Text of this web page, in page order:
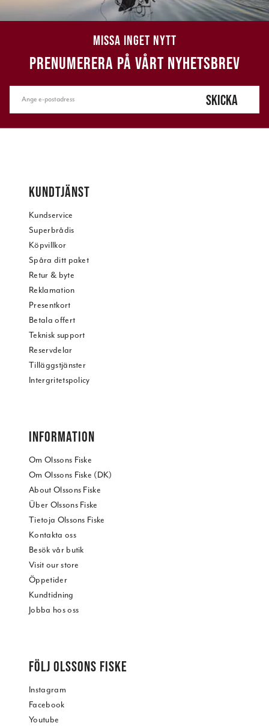
MISSA INGET NYTT
PRENUMERERA PÅ VÅRT NYHETSBREV
SKICKA
KUNDTJÄNST
Kundservice
Superbrådis
Köpvillkor
Spåra ditt paket
Retur & byte
Reklamation
Presentkort
Betala offert
Teknisk support
Reservdelar
Tilläggstjänster
Intergritetspolicy
INFORMATION
Om Olssons Fiske
Om Olssons Fiske (DK)
About Olssons Fiske
Über Olssons Fiske
Tietoja Olssons Fiske
Kontakta oss
Besök vår butik
Visit our store
Öppetider
Kundtidning
Jobba hos oss
FÖLJ OLSSONS FISKE
Instagram
Facebook
Youtube